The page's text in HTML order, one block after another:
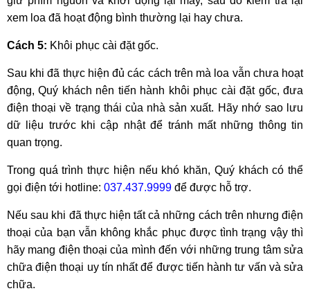
xem loa đã hoạt động bình thường lại hay chưa.
Cách 5: Khôi phục cài đặt gốc.
Sau khi đã thực hiện đủ các cách trên mà loa vẫn chưa hoạt
động, Quý khách nên tiến hành khôi phục cài đặt gốc, đưa
điện thoại về trạng thái của nhà sản xuất. Hãy nhớ sao lưu
dữ liệu trước khi cập nhật để tránh mất những thông tin
quan trọng.
Trong quá trình thực hiện nếu khó khăn, Quý khách có thể
gọi điện tới hotline: 037.437.9999 để được hỗ trợ.
Nếu sau khi đã thực hiện tất cả những cách trên nhưng điện
thoại của bạn vẫn không khắc phục được tình trạng vậy thì
hãy mang điện thoại của mình đến với những trung tâm sửa
chữa điện thoại uy tín nhất để được tiến hành tư vấn và sửa
chữa.